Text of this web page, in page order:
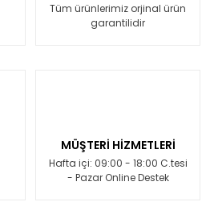
Tüm ürünlerimiz orjinal ürün
garantilidir
MÜŞTERİ HİZMETLERİ
Hafta içi: 09:00 - 18:00 C.tesi
- Pazar Online Destek